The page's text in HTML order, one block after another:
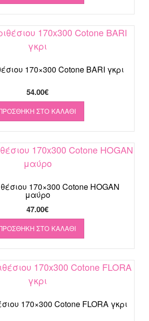
170×300 Cotone BARI γκρι
54.00€
ΣΤΟ ΚΑΛΆΘΙ
170×300 Cotone HOGAN
μαύρο
47.00€
ΣΤΟ ΚΑΛΆΘΙ
170×300 Cotone FLORA γκρι